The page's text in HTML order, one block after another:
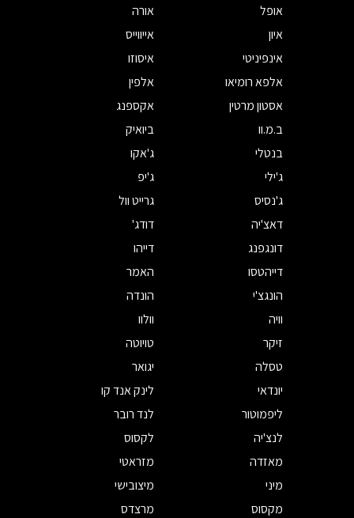
אופל
אורה
איון
אייווייס
אינפיניטי
איסוזו
אלפא רומיאו
אלפין
אסטון מרטין
אקספנג
ב.מ.וו
ביואיק
בנטלי
ג'אקו
ג'ילי
ג'יפ
ג'נסיס
גרייט וול
דאצ'יה
דודג'
דונגפנג
דייהו
דייהטסו
האמר
הונגצ'י
הונדה
וויה
וולוו
זיקר
טויוטה
טסלה
יגואר
יונדאי
לינק אנד קו
ליפמוטור
לנד רובר
לנצ'יה
לקסוס
מאזדה
מזראטי
מיני
מיצובישי
מקסוס
מרצדס